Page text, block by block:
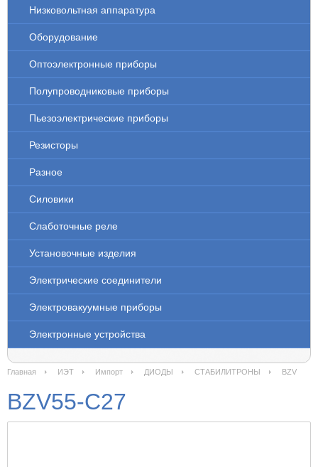
Низковольтная аппаратура
Оборудование
Оптоэлектронные приборы
Полупроводниковые приборы
Пьезоэлектрические приборы
Резисторы
Разное
Силовики
Слаботочные реле
Установочные изделия
Электрические соединители
Электровакуумные приборы
Электронные устройства
Главная ИЭТ Импорт ДИОДЫ СТАБИЛИТРОНЫ BZV
BZV55-C27